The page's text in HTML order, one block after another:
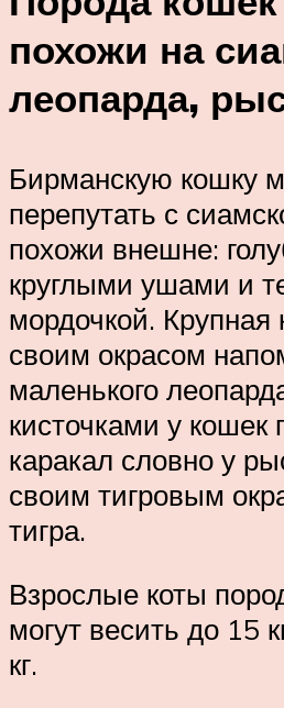
похожи на
леопарда,
Бирманскую кошку
перепутать с
похожи внешне:
круглыми ушами и
мордочкой.
своим окрасом
маленького
кисточками у кошек
каракал словно у
своим тигровым
тигра.
Взрослые коты
могут весить до 15
кг.